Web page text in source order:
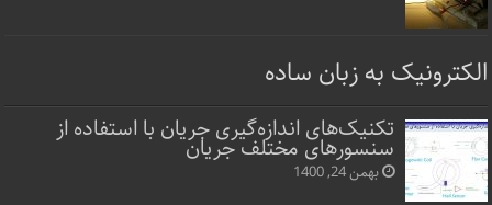
الکترونیک به زبان ساده
تکنیک‌های اندازه‌گیری جریان با استفاده از
سنسورهای مختلف جریان
بهمن 24, 1400